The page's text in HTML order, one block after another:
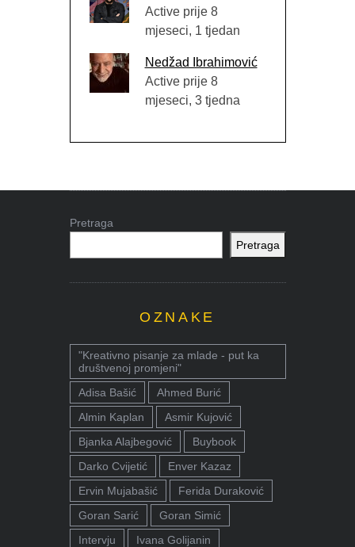
Active prije 8
mjeseci, 1 tjedan
Nedžad Ibrahimović
Active prije 8
mjeseci, 3 tjedna
Pretraga
Pretraga
OZNAKE
"Kreativno pisanje za mlade - put ka
društvenoj promjeni"
Adisa Bašić
Ahmed Burić
Almin Kaplan
Asmir Kujović
Bjanka Alajbegović
Buybook
Darko Cvijetić
Enver Kazaz
Ervin Mujabašić
Ferida Duraković
Goran Sarić
Goran Simić
Intervju
Ivana Golijanin